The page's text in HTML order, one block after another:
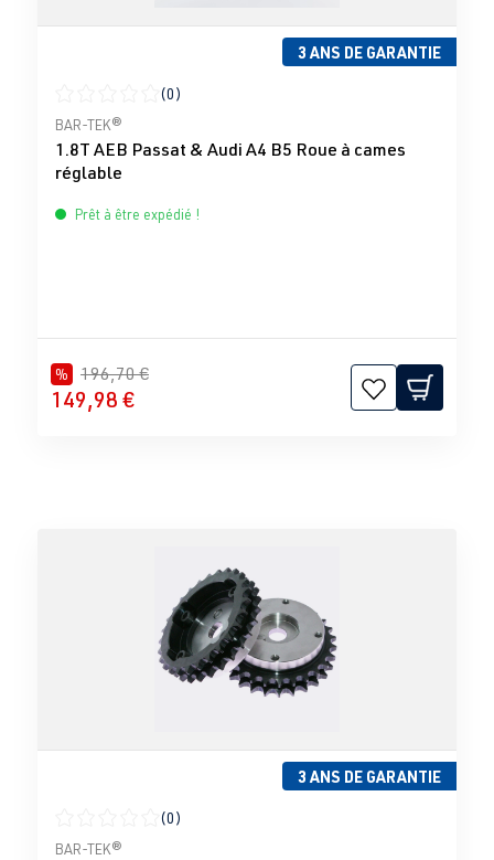
3 ANS DE GARANTIE
Note moyenne de 0 sur 5 étoiles
(0)
BAR-TEK®
1.8T AEB Passat & Audi A4 B5 Roue à cames
réglable
Prêt à être expédié !
% 196,70 €
149,98 €
3 ANS DE GARANTIE
Note moyenne de 0 sur 5 étoiles
(0)
BAR-TEK®